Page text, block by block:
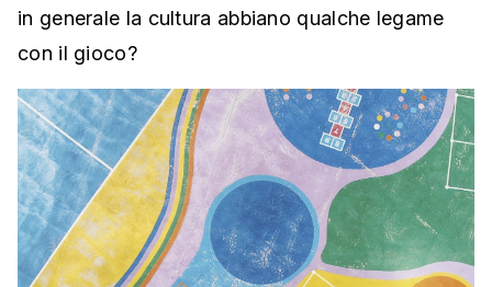
in generale la cultura abbiano qualche legame
con il gioco?